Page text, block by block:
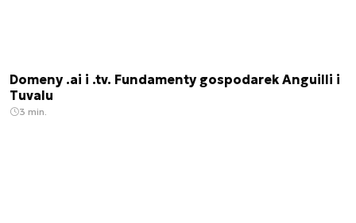
Domeny .ai i .tv. Fundamenty gospodarek Anguilli i
Tuvalu
3 min.